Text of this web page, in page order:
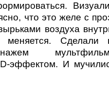
что это желе с
воздуха
меняется.
эффектом. И